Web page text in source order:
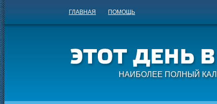
ГЛАВНАЯ ПОМОЩЬ
НАИБОЛЕЕ ПОЛНЫЙ